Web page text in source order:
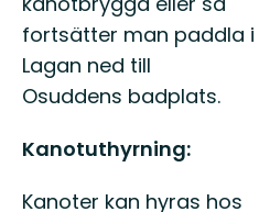
fortsätter man paddla i
Lagan ned till
Osuddens badplats.
Kanotuthyrning:
Kanoter kan hyras hos